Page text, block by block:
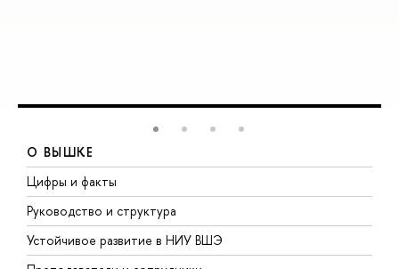
О ВЫШКЕ
Цифры и факты
Руководство и структура
Устойчивое развитие в НИУ ВШЭ